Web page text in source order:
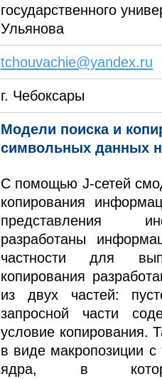
государственного
Ульянова
tchouvachie@yandex.ru
г. Чебоксары
Модели поиска и
символьных данных
С помощью J-сетей
копирования
представления
разработаны
частности для
копирования
из двух частей:
запросной части
условие копирования.
в виде макропозиции
ядра, в